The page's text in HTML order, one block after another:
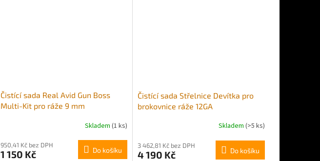
Čistící sada Real Avid Gun Boss
Multi-Kit pro ráže 9 mm
Skladem (1 ks)
950,41 Kč bez DPH
1 150 Kč Do košíku
Čistící sada Střelnice Devítka pro
brokovnice ráže 12GA
Skladem (>5 ks)
3 462,81 Kč bez DPH
4 190 Kč Do košíku